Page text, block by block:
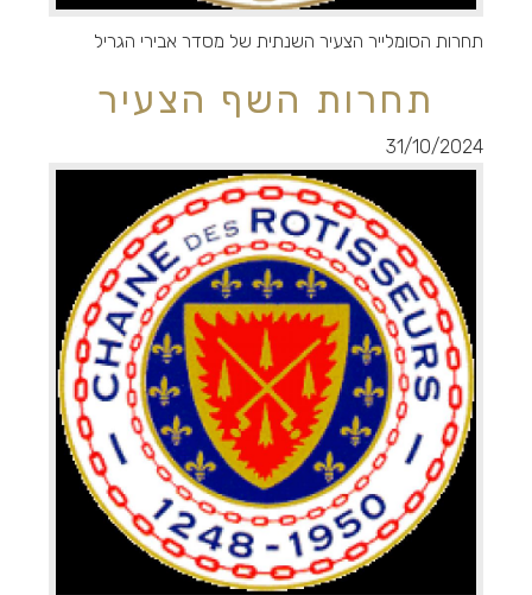
תחרות הסומלייר הצעיר השנתית של מסדר אבירי הגריל
תחרות השף הצעיר
31/10/2024